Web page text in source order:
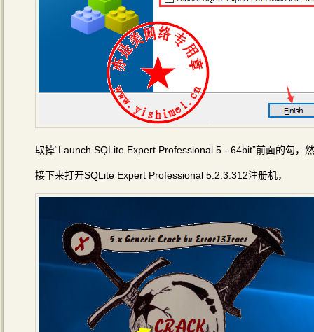
取掉“Launch SQLite Expert Professional 5 - 64bit”前面的勾，
接下来打开SQLite Expert Professional 5.2.3.312注册机，